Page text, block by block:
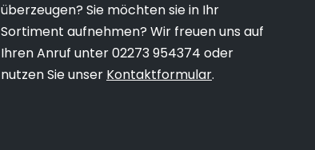
überzeugen? Sie möchten sie in Ihr
Sortiment aufnehmen? Wir freuen uns auf
Ihren Anruf unter 02273 954374 oder
nutzen Sie unser Kontaktformular.